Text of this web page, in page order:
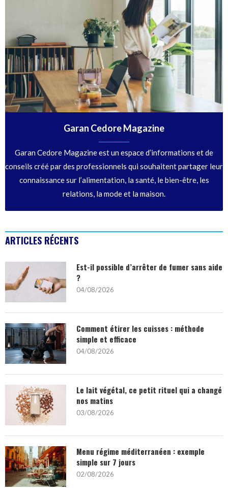
Garan Cedore Magazine
Garan Cedore Magazine est un espace d’informations et de
conseils créé par des professionnels qui souhaitent partager leur
connaissance sur l’alimentation, la santé, le bien-être, les
relations, la mode et la maison.
ARTICLES RÉCENTS
Est-il possible d’arrêter de fumer sans aide
?
04/08/2026
Comment étirer les cuisses : méthode
simple et efficace
04/08/2026
Le lait végétal, ce petit rituel qui a changé
nos matins
03/08/2026
Menu régime méditerranéen : exemple
simple sur 7 jours
02/08/2026